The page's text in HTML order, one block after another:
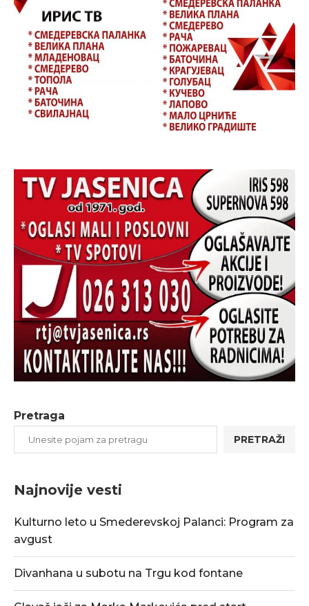
Pretraga
PRETRAŽI
Najnovije vesti
Kulturno leto u Smederevskoj Palanci: Program za
avgust
Divanhana u subotu na Trgu kod fontane